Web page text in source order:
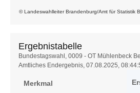
© Landeswahlleiter Brandenburg/Amt für Statistik
Ergebnistabelle
Ergebnistabelle
Bundestagswahl, 0009 - OT Mühlenbeck
Amtliches Endergebnis, 07.08.2025,
Merkmal